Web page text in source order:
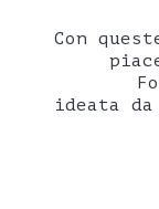
Con
ideata da